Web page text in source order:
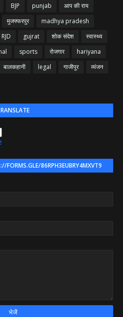
BJP punjab
आप की राय
मुजफ्फरपुर
madhya pradesh
RJD gujrat शोक संदेश
स्वास्थ्य
sports रोजगार
hariyana
बालकहानी legal गाजीपुर
व्यंजन
FORMS.GLE/86RPH3EUBRY4MXVT9